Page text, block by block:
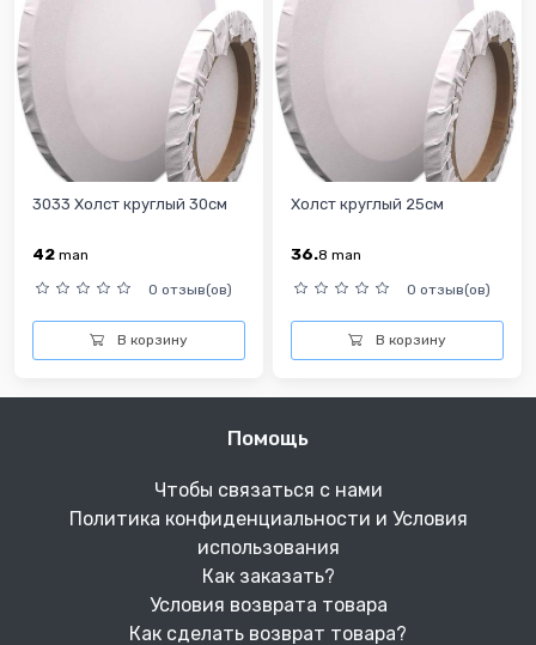
3033 Холст круглый 30см
42 man
0 отзыв(ов)
В корзину
Холст круглый 25см
36.8 man
0 отзыв(ов)
В корзину
Помощь
Чтобы связаться с нами
Политика конфиденциальности и Условия
использования
Как заказать?
Условия возврата товара
Как сделать возврат товара?